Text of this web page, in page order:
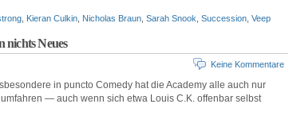
Kieran Culkin Nicholas Braun Sarah Snook Succession Veep
nichts Neues
Keine Kommentare
in puncto Comedy hat die Academy alle auch nur
— auch wenn sich etwa Louis C.K. offenbar selbst